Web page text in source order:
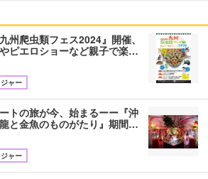
州爬虫類フェス2024』開催、
ピエロショーなど親子で楽…
ャー
トの旅が今、始まるーー『沖
と金魚のものがたり』期間…
ャー